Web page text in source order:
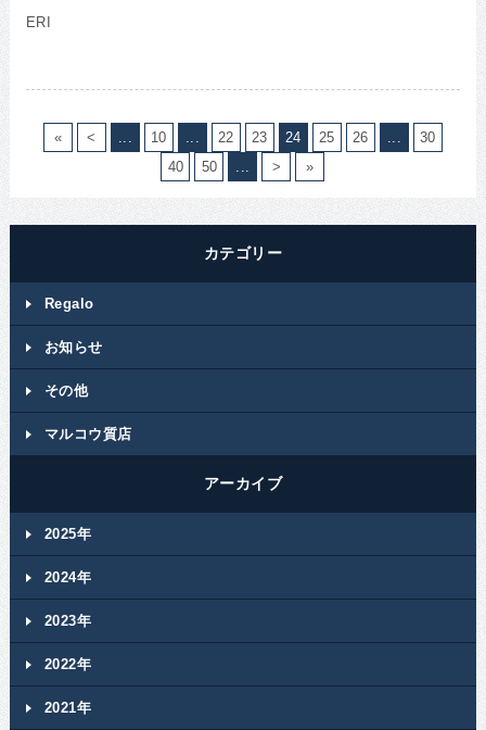
ERI
« < ... 10 ... 22 23 24 25 26 ...
30
40
50 ... > »
カテゴリー
Regalo
お知らせ
その他
マルコウ質店
アーカイブ
2025年
2024年
2023年
2022年
2021年